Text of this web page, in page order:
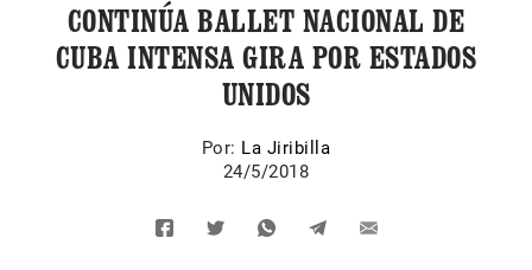
CONTINÚA BALLET NACIONAL DE
CUBA INTENSA GIRA POR ESTADOS
UNIDOS
Por: La Jiribilla
24/5/2018